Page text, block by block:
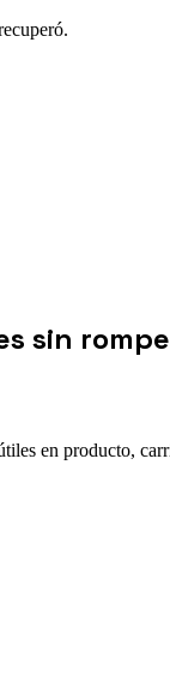
sin
en producto,